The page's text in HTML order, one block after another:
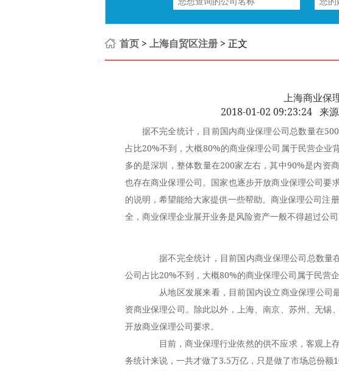
首页 > 上海自贸区注册 > 正文
上海商业保
2018-01-02 09:23:24 来
据不完全统计，目前国内商业保理公司总数量在
占比20%不到，大概80%的商业保理公司属于民营企业
多的是深圳，整体数量在200家左右，其中90%是内资
也存在商业保理公司。国家也逐步开放商业保理公司
的说明，希望能给大家提供一些帮助。商业保理公司注
全，商业保理企业展开业务是风险资产一般不得超过公司
据不完全统计，目前国内商业保理公司总数量
公司占比20%不到，大概80%的商业保理公司属于民营企
从地区发展来看，目前国内设立商业保理公司
资商业保理公司。除此以外，上海、南京、苏州、无
开放商业保理公司要求。
目前，商业保理行业依然的供不应求，客观上
务统计来说，一共才做了3.5万亿，只是做了市场总份